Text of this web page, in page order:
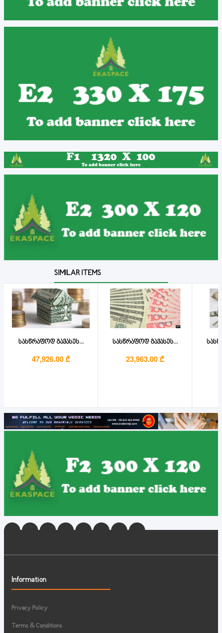
SIMILAR ITEMS
სასწრაფოდ გავასეს...
47,926.00 ₾
სასწრაფოდ გავასეს...
23,963.00 ₾
Information
Privacy Policy
Terms & Conditions